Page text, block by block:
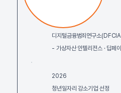
디지털금융범죄연구소
- 가상자산 인텔리전스 · 딥페
2026
청년일자리 강소기업 선정